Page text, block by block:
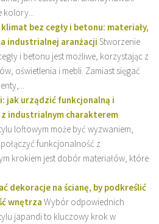
bez cegły i betonu: materiały,
industrialnej aranżacji Stworzenie
i betonu jest możliwe, korzystając z
oświetlenia i mebli. Zamiast sięgać
jak urządzić funkcjonalną i
industrialnym charakterem
loftowym może być wyzwaniem,
funkcjonalność z
krokiem jest dobór materiałów, które
dekoracje na ścianę, by podkreślić
wnętrza Wybór odpowiednich
japandi to kluczowy krok w